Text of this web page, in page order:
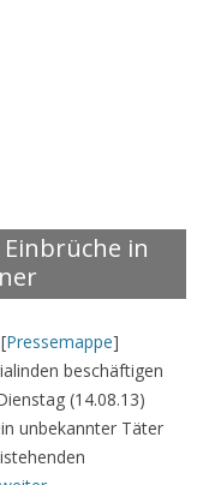
Einbrüche in
[Pressemappe]
beschäftigen
(14.08.13)
unbekannter Täter